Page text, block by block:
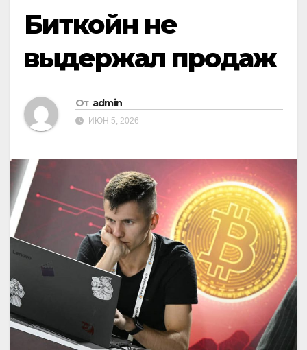
Биткойн не
выдержал продаж
От admin
ИЮН 5, 2026